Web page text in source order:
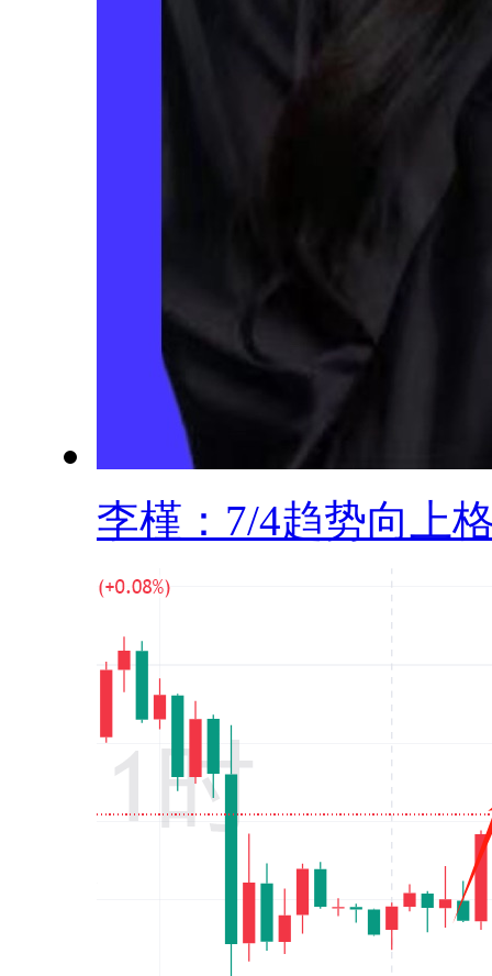
李槿：7/4趋势向上